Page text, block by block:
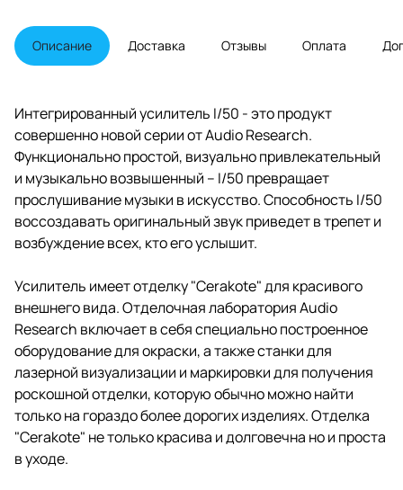
музыки в искусство.
Способность I/50 воссоздавать
оригинальный звук приведет в
Описание Доставка Отзывы Оплата
Интегрированный усилитель I/50 - это продукт
совершенно новой серии от Audio Research.
Функционально простой, визуально привлекательный
и музыкально возвышенный – I/50 превращает
прослушивание музыки в искусство. Способность I/50
воссоздавать оригинальный звук приведет в трепет и
возбуждение всех, кто его услышит.
Усилитель имеет отделку "Cerakote" для красивого
внешнего вида. Отделочная лаборатория Audio
Research включает в себя специально построенное
оборудование для окраски, а также станки для
лазерной визуализации и маркировки для получения
роскошной отделки, которую обычно можно найти
только на гораздо более дорогих изделиях. Отделка
"Cerakote" не только красива и долговечна но и проста
в уходе.